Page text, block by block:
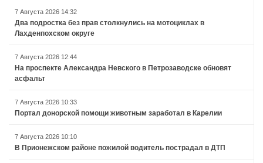
7 Августа 2026 14:32
Два подростка без прав столкнулись на мотоциклах в
Лахденпохском округе
7 Августа 2026 12:44
На проспекте Александра Невского в Петрозаводске обновят
асфальт
7 Августа 2026 10:33
Портал донорской помощи животным заработал в Карелии
7 Августа 2026 10:10
В Прионежском районе пожилой водитель пострадал в ДТП